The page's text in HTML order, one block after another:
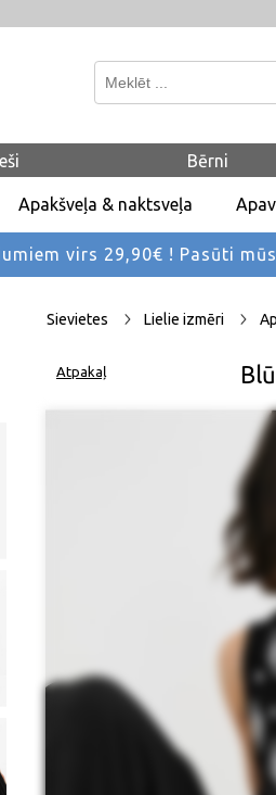
Apakšveļa & naktsveļa
Bērni
virs 29,90€ ! Pasūti
Sievietes Lielie izmēri
Atpakaļ